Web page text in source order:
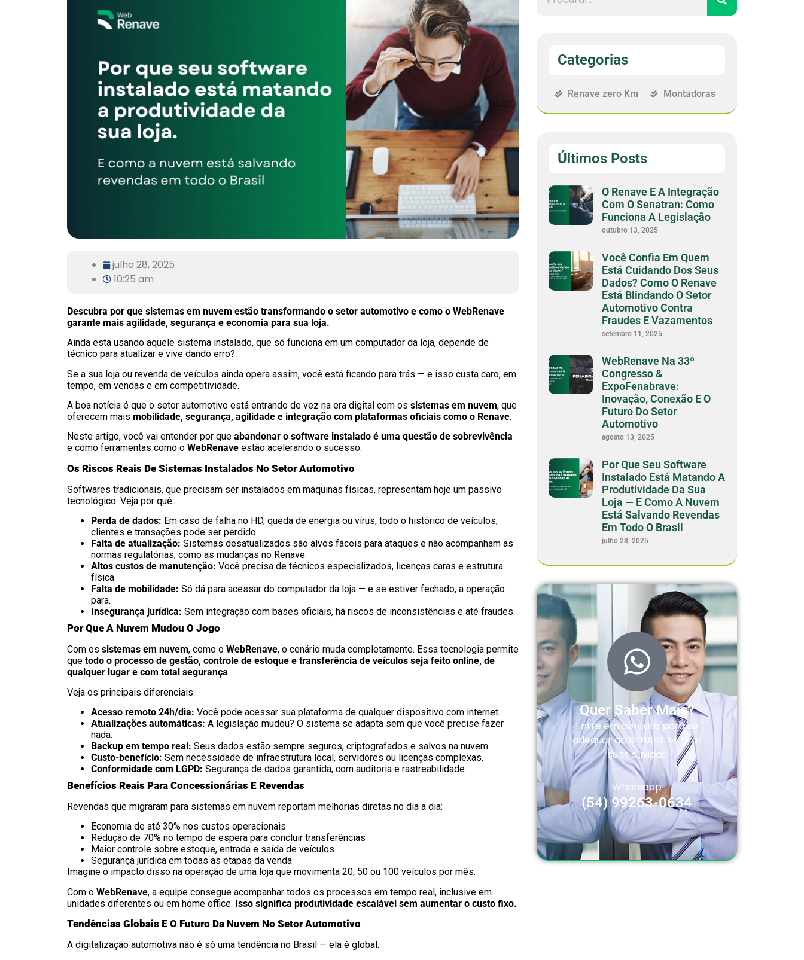
julho 28, 2025
10:25 am
Descubra por que sistemas em nuvem estão transformando o setor automotivo e como o WebRenave
garante mais agilidade, segurança e economia para sua loja.
Ainda está usando aquele sistema instalado, que só funciona em um computador da loja, depende de
técnico para atualizar e vive dando erro?
Se a sua loja ou revenda de veículos ainda opera assim, você está ficando para trás — e isso custa caro, em
tempo, em vendas e em competitividade.
A boa notícia é que o setor automotivo está entrando de vez na era digital com os sistemas em nuvem, que
oferecem mais mobilidade, segurança, agilidade e integração com plataformas oficiais como o Renave.
Neste artigo, você vai entender por que abandonar o software instalado é uma questão de sobrevivência
e como ferramentas como o WebRenave estão acelerando o sucesso.
Os Riscos Reais De Sistemas Instalados No Setor Automotivo
Softwares tradicionais, que precisam ser instalados em máquinas físicas, representam hoje um passivo
tecnológico. Veja por quê:
Perda de dados: Em caso de falha no HD, queda de energia ou vírus, todo o histórico de veículos,
clientes e transações pode ser perdido.
Falta de atualização: Sistemas desatualizados são alvos fáceis para ataques e não acompanham as
normas regulatórias, como as mudanças no Renave.
Altos custos de manutenção: Você precisa de técnicos especializados, licenças caras e estrutura
física.
Falta de mobilidade: Só dá para acessar do computador da loja — e se estiver fechado, a operação
para.
Insegurança jurídica: Sem integração com bases oficiais, há riscos de inconsistências e até fraudes.
Por Que A Nuvem Mudou O Jogo
Com os sistemas em nuvem, como o WebRenave, o cenário muda completamente. Essa tecnologia permite
que todo o processo de gestão, controle de estoque e transferência de veículos seja feito online, de
qualquer lugar e com total segurança.
Veja os principais diferenciais:
Acesso remoto 24h/dia: Você pode acessar sua plataforma de qualquer dispositivo com internet.
Atualizações automáticas: A legislação mudou? O sistema se adapta sem que você precise fazer
nada.
Backup em tempo real: Seus dados estão sempre seguros, criptografados e salvos na nuvem.
Custo-benefício: Sem necessidade de infraestrutura local, servidores ou licenças complexas.
Conformidade com LGPD: Segurança de dados garantida, com auditoria e rastreabilidade.
Benefícios Reais Para Concessionárias E Revendas
Revendas que migraram para sistemas em nuvem reportam melhorias diretas no dia a dia:
Economia de até 30% nos custos operacionais
Redução de 70% no tempo de espera para concluir transferências
Maior controle sobre estoque, entrada e saída de veículos
Segurança jurídica em todas as etapas da venda
Imagine o impacto disso na operação de uma loja que movimenta 20, 50 ou 100 veículos por mês.
Com o WebRenave, a equipe consegue acompanhar todos os processos em tempo real, inclusive em
unidades diferentes ou em home office. Isso significa produtividade escalável sem aumentar o custo fixo.
Tendências Globais E O Futuro Da Nuvem No Setor Automotivo
A digitalização automotiva não é só uma tendência no Brasil — ela é global.
Categorias
Renave zero Km Montadoras
Últimos Posts
O Renave E A Integração
Com O Senatran: Como
Funciona A Legislação
outubro 13, 2025
Você Confia Em Quem
Está Cuidando Dos Seus
Dados? Como O Renave
Está Blindando O Setor
Automotivo Contra
Fraudes E Vazamentos
setembro 11, 2025
WebRenave Na 33º
Congresso &
ExpoFenabrave:
Inovação, Conexão E O
Futuro Do Setor
Automotivo
agosto 13, 2025
Por Que Seu Software
Instalado Está Matando A
Produtividade Da Sua
Loja — E Como A Nuvem
Está Salvando Revendas
Em Todo O Brasil
julho 28, 2025
Quer Saber Mais?
Entre em contato para se
adequar ao RENAVE ou tirar
suas dúvidas
Whatsapp
(54) 99263-0634